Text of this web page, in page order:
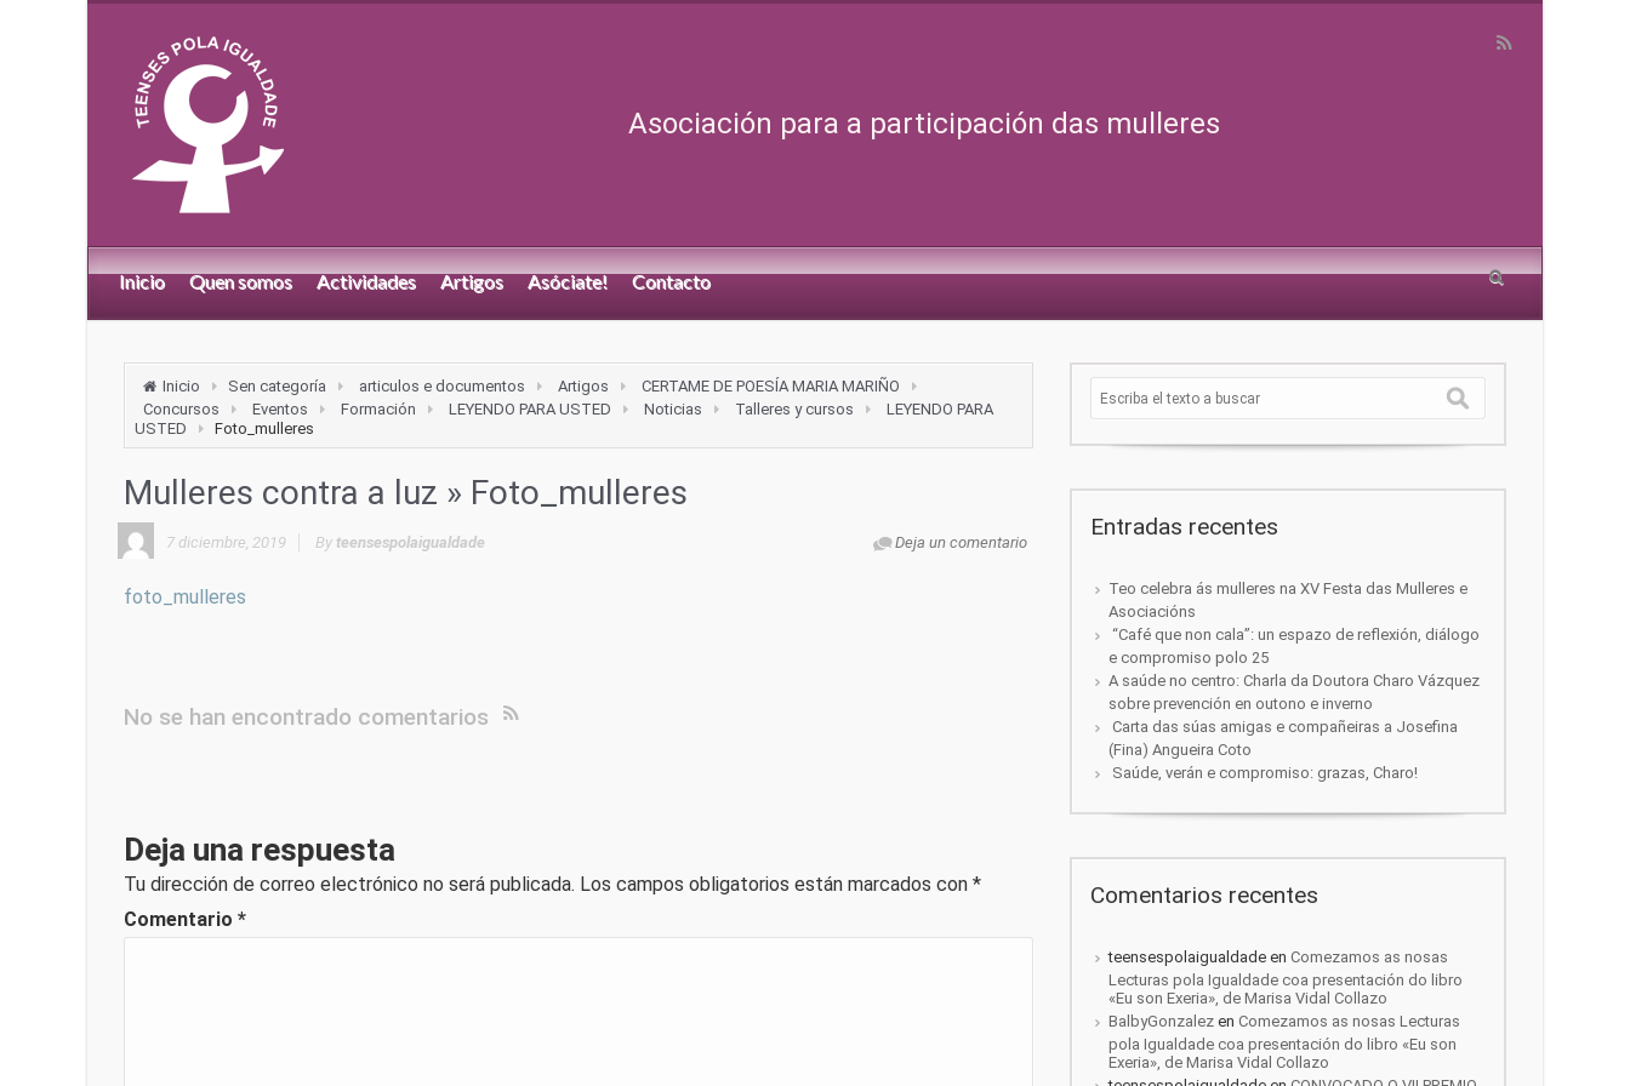
Asociación para a participación das mulleres
Inicio Quen somos Actividades Artigos Asóciate! Contacto
Inicio Sen categoría articulos e documentos Artigos
CERTAME DE POESÍA MARIA MARIÑO
Concursos
Eventos Formación LEYENDO PARA USTED Noticias Talleres y cursos
LEYENDO PARA
USTED
Foto_mulleres
Mulleres contra a luz » Foto_mulleres
7 diciembre, 2019 Deja un comentario
By teensespolaigualdade
foto_mulleres
No se han encontrado comentarios
Deja una respuesta
Tu dirección de correo electrónico no será publicada. Los campos obligatorios están marcados con *
Comentario *
Entradas recentes
Teo celebra ás mulleres na XV Festa das Mulleres e
Asociacións
“Café que non cala”: un espazo de reflexión, diálogo
e compromiso polo 25
A saúde no centro: Charla da Doutora Charo Vázquez
sobre prevención en outono e inverno
Carta das súas amigas e compañeiras a Josefina
(Fina) Angueira Coto
Saúde, verán e compromiso: grazas, Charo!
Comentarios recentes
teensespolaigualdade en Comezamos as nosas
Lecturas pola Igualdade coa presentación do libro
«Eu son Exeria», de Marisa Vidal Collazo
BalbyGonzalez en Comezamos as nosas Lecturas
pola Igualdade coa presentación do libro «Eu son
Exeria», de Marisa Vidal Collazo